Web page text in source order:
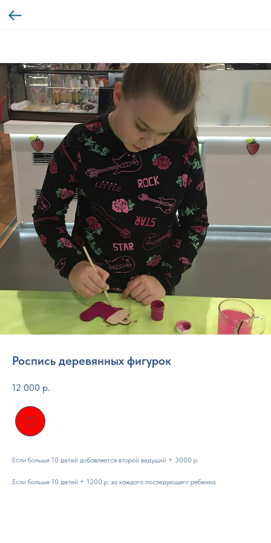
Роспись деревянных фигурок
12 000 р.
Если больше 10 детей добавляется второй ведущий + 3000 р.
Если больше 10 детей + 1200 р. за каждого последующего ребенка.